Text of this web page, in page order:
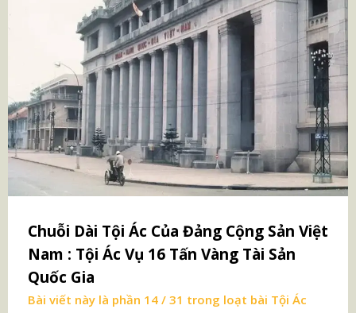
Chuỗi Dài Tội Ác Của Đảng Cộng Sản Việt
Nam : Tội Ác Vụ 16 Tấn Vàng Tài Sản
Quốc Gia
Bài viết này là phần 14 / 31 trong loạt bài Tội Ác